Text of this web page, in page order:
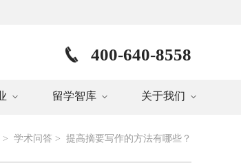
400-640-8558
留学智库 关于我们
> 学术问答 > 提高摘要写作的方法有哪些？